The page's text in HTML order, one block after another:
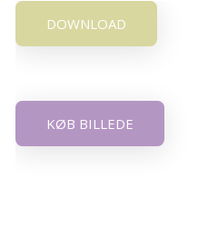
DOWNLOAD
KØB BILLEDE